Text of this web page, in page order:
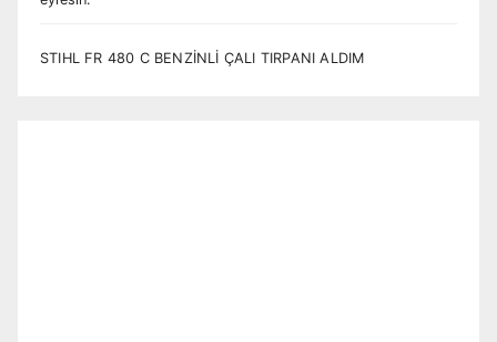
STIHL FR 480 C BENZİNLİ ÇALI TIRPANI ALDIM